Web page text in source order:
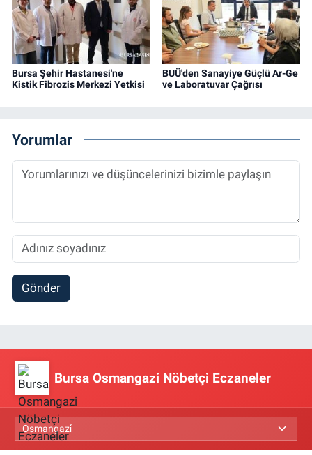
Bursa Şehir Hastanesi'ne
Kistik Fibrozis Merkezi Yetkisi
BUÜ'den Sanayiye Güçlü Ar-Ge
ve Laboratuvar Çağrısı
Yorumlar
Gönder
Bursa Osmangazi Nöbetçi Eczaneler